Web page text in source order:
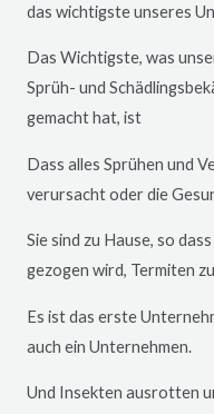
das wichtigste unseres
Das Wichtigste, was
Sprüh- und
gemacht hat, ist
Dass alles Sprühen und
verursacht oder die
Sie sind zu Hause, so
gezogen wird, Termiten
Es ist das erste
auch ein Unternehmen.
Und Insekten ausrotten